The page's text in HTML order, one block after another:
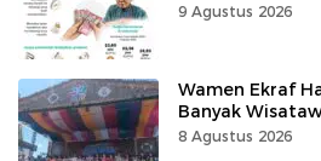
9 Agustus 2026
Wamen Ekraf
Banyak
8 Agustus 2026